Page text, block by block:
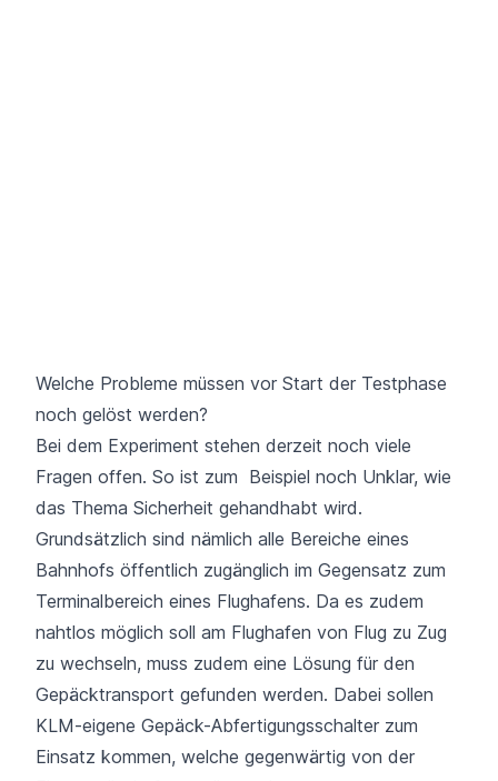
Welche Probleme müssen vor Start der Testphase
noch gelöst werden?
Bei dem Experiment stehen derzeit noch viele
Fragen offen. So ist zum Beispiel noch Unklar, wie
das Thema Sicherheit gehandhabt wird.
Grundsätzlich sind nämlich alle Bereiche eines
Bahnhofs öffentlich zugänglich im Gegensatz zum
Terminalbereich eines Flughafens. Da es zudem
nahtlos möglich soll am Flughafen von Flug zu Zug
zu wechseln, muss zudem eine Lösung für den
Gepäcktransport gefunden werden. Dabei sollen
KLM-eigene Gepäck-Abfertigungsschalter zum
Einsatz kommen, welche gegenwärtig von der